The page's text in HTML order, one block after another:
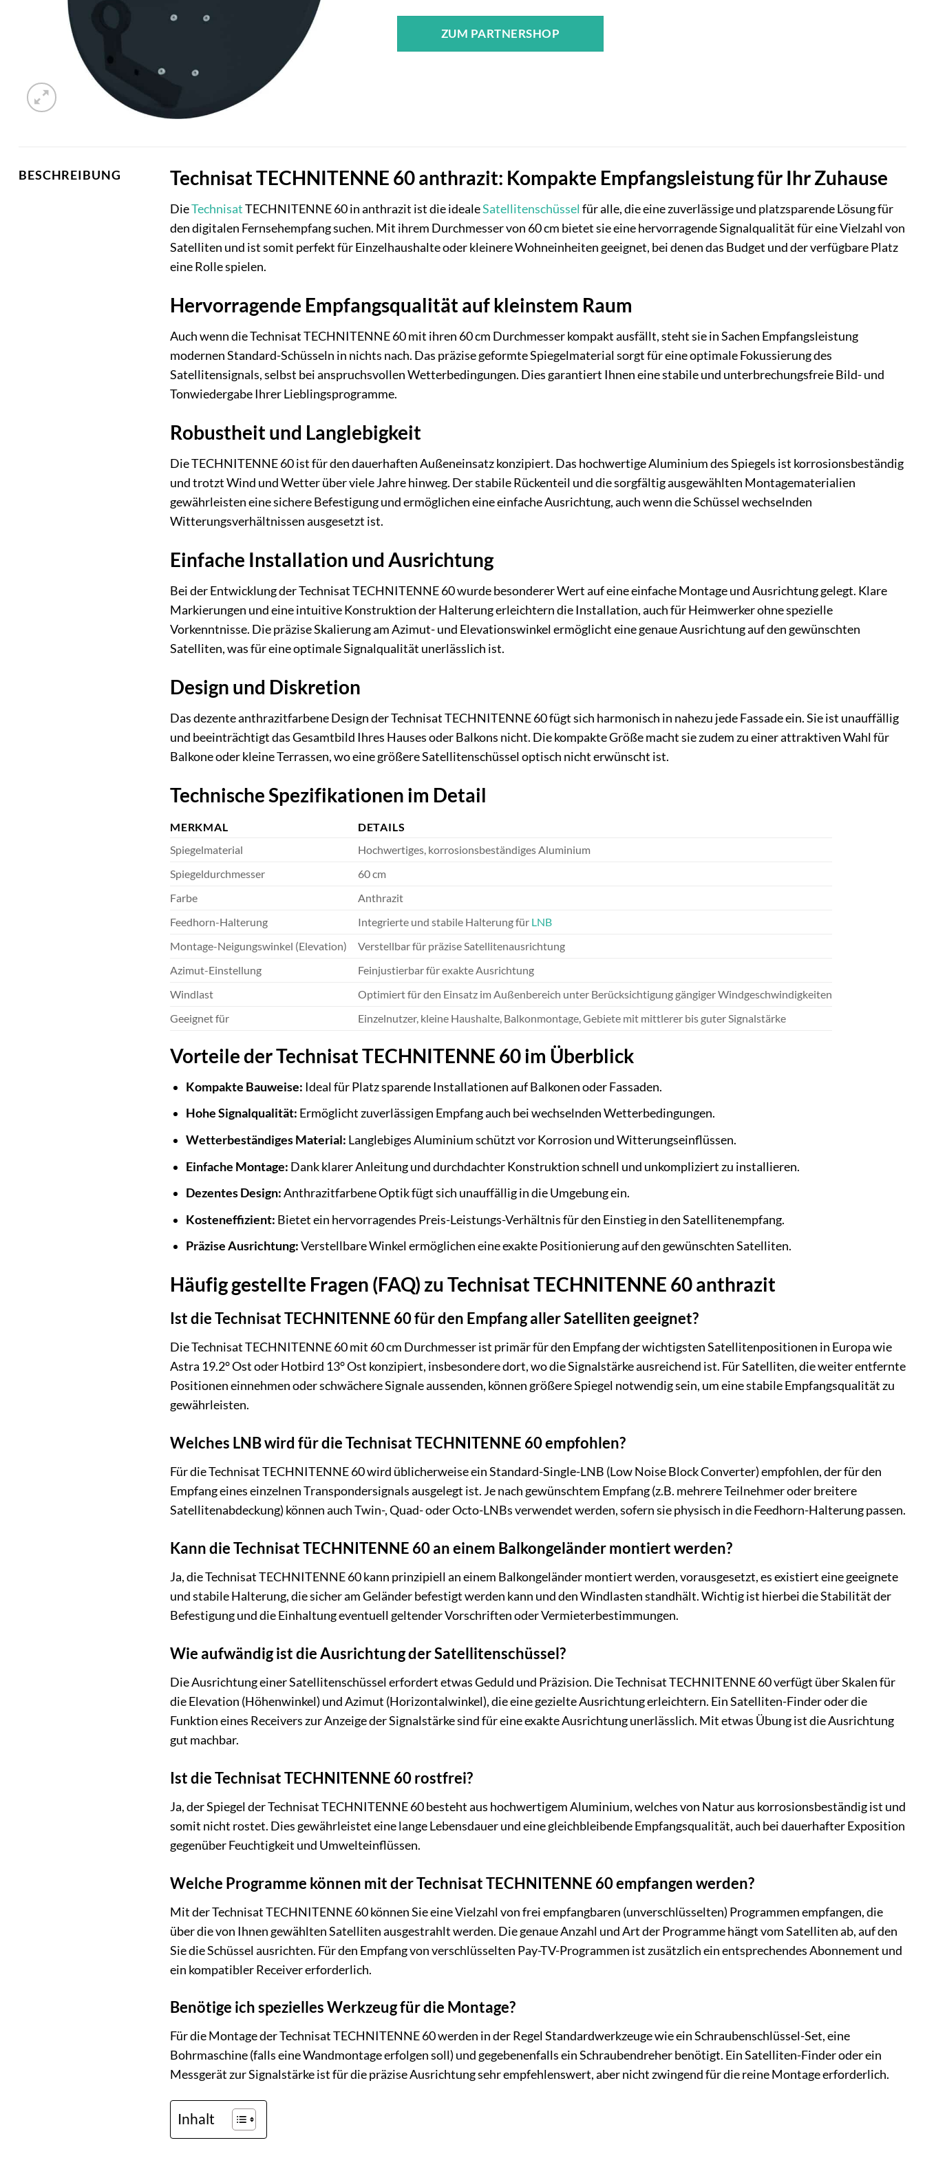
ZUM PARTNERSHOP
BESCHREIBUNG Technisat TECHNITENNE 60 anthrazit: Kompakte Empfangsleistung für Ihr Zuhause
DieTechnisatTECHNITENNE 60 in anthrazit ist die idealeSatellitenschüssel für alle, die eine zuverlässige und platzsparende Lösung für
den digitalen Fernsehempfang suchen. Mit ihrem Durchmesser von 60 cm bietet sie eine hervorragende Signalqualität für eine Vielzahl von
Satelliten und ist somit perfekt für Einzelhaushalte oder kleinere Wohneinheiten geeignet, bei denen das Budget und der verfügbare Platz
eine Rolle spielen.
Hervorragende Empfangsqualität auf kleinstem Raum
Auch wenn die Technisat TECHNITENNE 60 mit ihren 60 cm Durchmesser kompakt ausfällt, steht sie in Sachen Empfangsleistung
modernen Standard-Schüsseln in nichts nach. Das präzise geformte Spiegelmaterial sorgt für eine optimale Fokussierung des
Satellitensignals, selbst bei anspruchsvollen Wetterbedingungen. Dies garantiert Ihnen eine stabile und unterbrechungsfreie Bild- und
Tonwiedergabe Ihrer Lieblingsprogramme.
Robustheit und Langlebigkeit
Die TECHNITENNE 60 ist für den dauerhaften Außeneinsatz konzipiert. Das hochwertige Aluminium des Spiegels ist korrosionsbeständig
und trotzt Wind und Wetter über viele Jahre hinweg. Der stabile Rückenteil und die sorgfältig ausgewählten Montagematerialien
gewährleisten eine sichere Befestigung und ermöglichen eine einfache Ausrichtung, auch wenn die Schüssel wechselnden
Witterungsverhältnissen ausgesetzt ist.
Einfache Installation und Ausrichtung
Bei der Entwicklung der Technisat TECHNITENNE 60 wurde besonderer Wert auf eine einfache Montage und Ausrichtung gelegt. Klare
Markierungen und eine intuitive Konstruktion der Halterung erleichtern die Installation, auch für Heimwerker ohne spezielle
Vorkenntnisse. Die präzise Skalierung am Azimut- und Elevationswinkel ermöglicht eine genaue Ausrichtung auf den gewünschten
Satelliten, was für eine optimale Signalqualität unerlässlich ist.
Design und Diskretion
Das dezente anthrazitfarbene Design der Technisat TECHNITENNE 60 fügt sich harmonisch in nahezu jede Fassade ein. Sie ist unauffällig
und beeinträchtigt das Gesamtbild Ihres Hauses oder Balkons nicht. Die kompakte Größe macht sie zudem zu einer attraktiven Wahl für
Balkone oder kleine Terrassen, wo eine größere Satellitenschüssel optisch nicht erwünscht ist.
Technische Spezifikationen im Detail
MERKMAL
DETAILS
Spiegelmaterial
Hochwertiges, korrosionsbeständiges Aluminium
Spiegeldurchmesser
60 cm
Farbe
Anthrazit
Feedhorn-Halterung
Integrierte und stabile Halterung für LNB
Montage-Neigungswinkel (Elevation)
Verstellbar für präzise Satellitenausrichtung
Azimut-Einstellung
Feinjustierbar für exakte Ausrichtung
Windlast
Optimiert für den Einsatz im Außenbereich unter Berücksichtigung gängiger Windgeschwindigkeiten
Geeignet für
Einzelnutzer, kleine Haushalte, Balkonmontage, Gebiete mit mittlerer bis guter Signalstärke
Vorteile der Technisat TECHNITENNE 60 im Überblick
Kompakte Bauweise: Ideal für Platz sparende Installationen auf Balkonen oder Fassaden.
Hohe Signalqualität: Ermöglicht zuverlässigen Empfang auch bei wechselnden Wetterbedingungen.
Wetterbeständiges Material: Langlebiges Aluminium schützt vor Korrosion und Witterungseinflüssen.
Einfache Montage: Dank klarer Anleitung und durchdachter Konstruktion schnell und unkompliziert zu installieren.
Dezentes Design:Anthrazitfarbene Optik fügt sich unauffällig in die Umgebung ein.
Kosteneffizient: Bietet ein hervorragendes Preis-Leistungs-Verhältnis für den Einstieg in den Satellitenempfang.
Präzise Ausrichtung:Verstellbare Winkel ermöglichen eine exakte Positionierung auf den gewünschten Satelliten.
Häufig gestellte Fragen (FAQ) zu Technisat TECHNITENNE 60 anthrazit
Ist die Technisat TECHNITENNE 60 für den Empfang aller Satelliten geeignet?
Die Technisat TECHNITENNE 60 mit 60 cm Durchmesser ist primär für den Empfang der wichtigsten Satellitenpositionen in Europa wie
Astra 19.2° Ost oder Hotbird 13° Ost konzipiert, insbesondere dort, wo die Signalstärke ausreichend ist. Für Satelliten, die weiter entfernte
Positionen einnehmen oder schwächere Signale aussenden, können größere Spiegel notwendig sein, um eine stabile Empfangsqualität zu
gewährleisten.
Welches LNB wird für die Technisat TECHNITENNE 60 empfohlen?
Für die Technisat TECHNITENNE 60 wird üblicherweise ein Standard-Single-LNB (Low Noise Block Converter) empfohlen, der für den
Empfang eines einzelnen Transpondersignals ausgelegt ist. Je nach gewünschtem Empfang (z.B. mehrere Teilnehmer oder breitere
Satellitenabdeckung) können auch Twin-, Quad- oder Octo-LNBs verwendet werden, sofern sie physisch in die Feedhorn-Halterung passen.
Kann die Technisat TECHNITENNE 60 an einem Balkongeländer montiert werden?
Ja, die Technisat TECHNITENNE 60 kann prinzipiell an einem Balkongeländer montiert werden, vorausgesetzt, es existiert eine geeignete
und stabile Halterung, die sicher am Geländer befestigt werden kann und den Windlasten standhält. Wichtig ist hierbei die Stabilität der
Befestigung und die Einhaltung eventuell geltender Vorschriften oder Vermieterbestimmungen.
Wie aufwändig ist die Ausrichtung der Satellitenschüssel?
Die Ausrichtung einer Satellitenschüssel erfordert etwas Geduld und Präzision. Die Technisat TECHNITENNE 60 verfügt über Skalen für
die Elevation (Höhenwinkel) und Azimut (Horizontalwinkel), die eine gezielte Ausrichtung erleichtern. Ein Satelliten-Finder oder die
Funktion eines Receivers zur Anzeige der Signalstärke sind für eine exakte Ausrichtung unerlässlich. Mit etwas Übung ist die Ausrichtung
gut machbar.
Ist die Technisat TECHNITENNE 60 rostfrei?
Ja, der Spiegel der Technisat TECHNITENNE 60 besteht aus hochwertigem Aluminium, welches von Natur aus korrosionsbeständig ist und
somit nicht rostet. Dies gewährleistet eine lange Lebensdauer und eine gleichbleibende Empfangsqualität, auch bei dauerhafter Exposition
gegenüber Feuchtigkeit und Umwelteinflüssen.
Welche Programme können mit der Technisat TECHNITENNE 60 empfangen werden?
Mit der Technisat TECHNITENNE 60 können Sie eine Vielzahl von frei empfangbaren (unverschlüsselten) Programmen empfangen, die
über die von Ihnen gewählten Satelliten ausgestrahlt werden. Die genaue Anzahl und Art der Programme hängt vom Satelliten ab, auf den
Sie die Schüssel ausrichten. Für den Empfang von verschlüsselten Pay-TV-Programmen ist zusätzlich ein entsprechendes Abonnement und
ein kompatibler Receiver erforderlich.
Benötige ich spezielles Werkzeug für die Montage?
Für die Montage der Technisat TECHNITENNE 60 werden in der Regel Standardwerkzeuge wie ein Schraubenschlüssel-Set, eine
Bohrmaschine (falls eine Wandmontage erfolgen soll) und gegebenenfalls ein Schraubendreher benötigt. Ein Satelliten-Finder oder ein
Messgerät zur Signalstärke ist für die präzise Ausrichtung sehr empfehlenswert, aber nicht zwingend für die reine Montage erforderlich.
Inhalt